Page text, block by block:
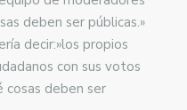
deben ser públicas.»
decir:»los propios
con sus votos
cosas deben ser